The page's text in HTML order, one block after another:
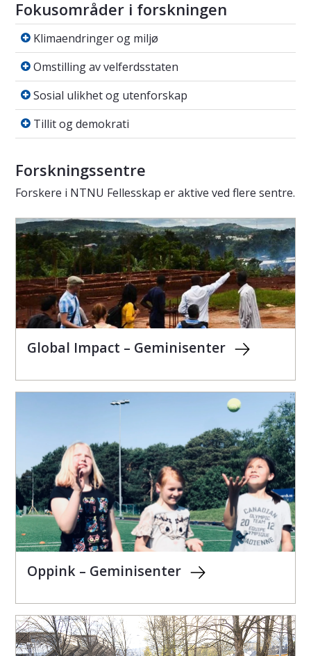
Fokusområder i forskningen
Klimaendringer og miljø
Klimaendringer og miljø
Omstilling av velferdsstaten
Omstilling av velferdsstaten
Sosial ulikhet og utenforskap
Sosial ulikhet og utenforskap
Tillit og demokrati
Tillit og demokrati
Forskningssentre
Forskere i NTNU Fellesskap er aktive ved flere sentre.
Global Impact – Geminisenter
Oppink – Geminisenter